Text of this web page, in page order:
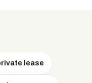
geen restwaarde-
aan een snellader
onderweg in korte
lease